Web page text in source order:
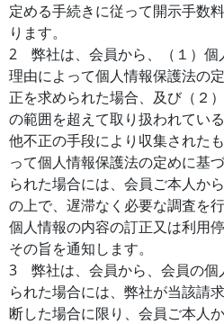
定める手続きに従って開示手数
ります。
2 弊社は、会員から、（１）個
理由によって個人情報保護法の
正を求められた場合、及び（２
の範囲を超えて取り扱われてい
他不正の手段により収集された
って個人情報保護法の定めに基
られた場合には、会員ご本人か
の上で、遅滞なく必要な調査を
個人情報の内容の訂正又は利用
その旨を通知します。
3 弊社は、会員から、会員の個
られた場合には、弊社が当該請
断した場合に限り、会員ご本人